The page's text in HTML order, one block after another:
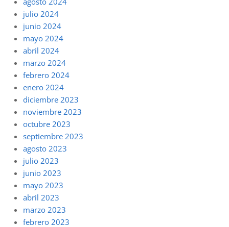
julio 2024
junio 2024
mayo 2024
abril 2024
marzo 2024
febrero 2024
enero 2024
diciembre 2023
noviembre 2023
octubre 2023
septiembre 2023
agosto 2023
julio 2023
junio 2023
mayo 2023
abril 2023
marzo 2023
febrero 2023